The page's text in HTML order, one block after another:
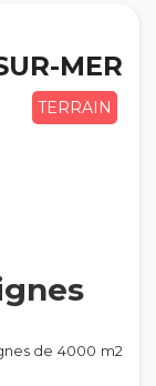
MER
TERRAIN
de 4000 m2